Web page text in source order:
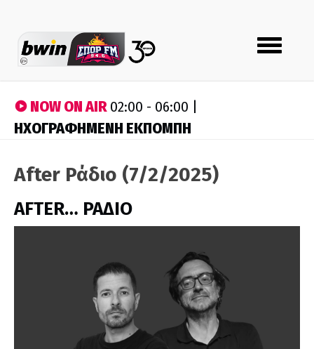
Toggle
navigation
NOW ON AIR02:00 - 06:00 |
ΗΧΟΓΡΑΦΗΜΕΝΗ ΕΚΠΟΜΠΗ
After Ράδιο (7/2/2025)
AFTER… ΡΑΔΙΟ